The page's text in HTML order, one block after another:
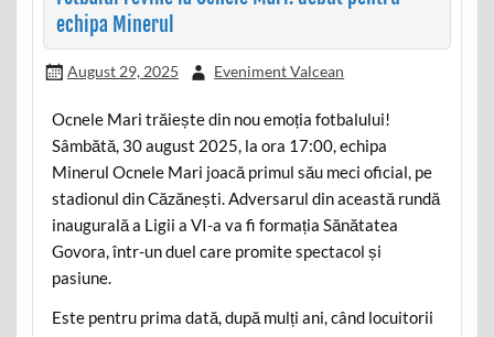
echipa Minerul
August 29, 2025 Eveniment Valcean
Ocnele Mari trăiește din nou emoția fotbalului!
Sâmbătă, 30 august 2025, la ora 17:00, echipa
Minerul Ocnele Mari joacă primul său meci oficial, pe
stadionul din Căzănești. Adversarul din această rundă
inaugurală a Ligii a VI-a va fi formația Sănătatea
Govora, într-un duel care promite spectacol și
pasiune.
Este pentru prima dată, după mulți ani, când locuitorii